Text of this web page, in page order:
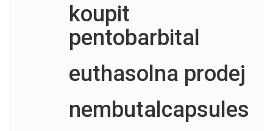
koupit
pentobarbital
euthasolna prodej
nembutalcapsules